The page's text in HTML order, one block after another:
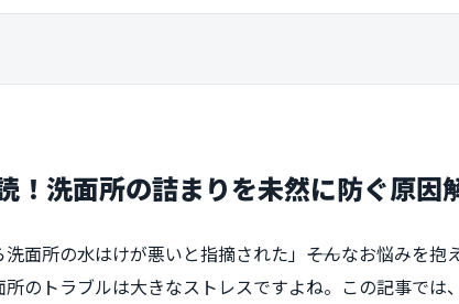
！洗面所の詰まりを未然に防ぐ原因
面所の水はけが悪いと指摘された」――そんなお悩みを
のトラブルは大きなストレスですよね。この記事では